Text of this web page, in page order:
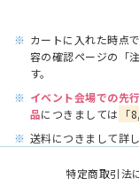
※ カートに入れた時点
容の確認ページの「
す。
※ イベント会場での先
品につきましては
※ 送料につきまして詳
特定商取引法